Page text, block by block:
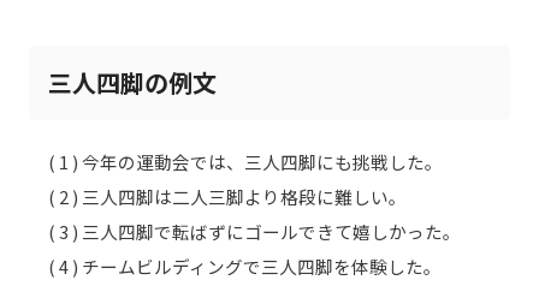
三人四脚の例文
( 1 ) 今年の運動会では、三人四脚にも挑戦した。
( 2 ) 三人四脚は二人三脚より格段に難しい。
( 3 ) 三人四脚で転ばずにゴールできて嬉しかった。
( 4 ) チームビルディングで三人四脚を体験した。